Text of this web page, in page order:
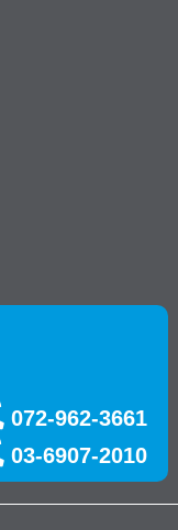
072-962-3661
03-6907-2010